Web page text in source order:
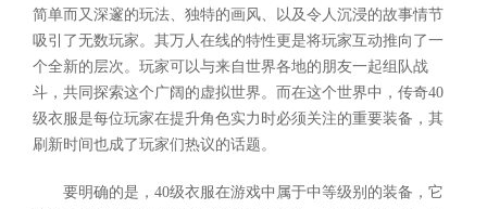
简单而又深邃的玩法、独特的画风、以及令人沉浸的故事情节
吸引了无数玩家。其万人在线的特性更是将玩家互动推向了一
个全新的层次。玩家可以与来自世界各地的朋友一起组队战
斗，共同探索这个广阔的虚拟世界。而在这个世界中，传奇40
级衣服是每位玩家在提升角色实力时必须关注的重要装备，其
刷新时间也成了玩家们热议的话题。
要明确的是，40级衣服在游戏中属于中等级别的装备，它